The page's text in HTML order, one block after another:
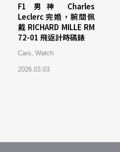
F1 男神 Charles
Leclerc 完婚，腕間佩
戴 RICHARD MILLE RM
72-01 飛返計時碼錶
Cars Watch
2026.03.03